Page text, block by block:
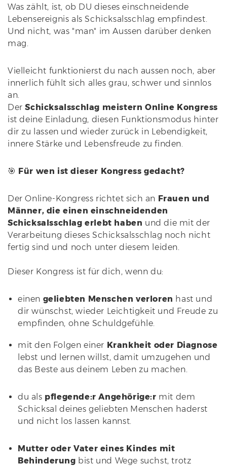
Was zählt, ist, ob DU dieses einschneidende
Lebensereignis als Schicksalsschlag empfindest.
Und nicht, was "man" im Aussen darüber denken
mag.
Vielleicht funktionierst du nach aussen noch, aber
innerlich fühlt sich alles grau, schwer und sinnlos
an.
DerSchicksalsschlag meistern Online Kongress
ist deine Einladung, diesen Funktionsmodus hinter
dir zu lassen und wieder zurück in Lebendigkeit,
innere Stärke und Lebensfreude zu finden.
🎯 Für wen ist dieser Kongress gedacht?
Der Online-Kongress richtet sich an Frauen und
Männer, die einen einschneidenden
Schicksalsschlag erlebt haben und die mit der
Verarbeitung dieses Schicksalsschlag noch nicht
fertig sind und noch unter diesem leiden.
Dieser Kongress ist für dich, wenn du:
einen geliebten Menschen verloren hast und
dir wünschst, wieder Leichtigkeit und Freude zu
empfinden, ohne Schuldgefühle.
mit den Folgen einer Krankheit oder Diagnose
lebst und lernen willst, damit umzugehen und
das Beste aus deinem Leben zu machen.
du als pflegende:r Angehörige:r mit dem
Schicksal deines geliebten Menschen haderst
und nicht los lassen kannst.
Mutter oder Vater eines Kindes mit
Behinderung bist und Wege suchst, trotz